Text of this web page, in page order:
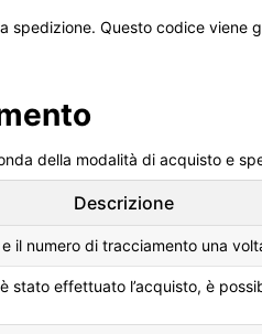
Questo codice viene
della modalità di acquisto e
Descrizione
il numero di tracciamento una
stato effettuato l’acquisto, è